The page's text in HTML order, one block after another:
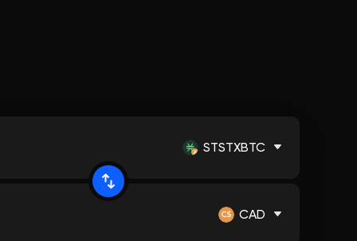
STSTXBTC
CAD